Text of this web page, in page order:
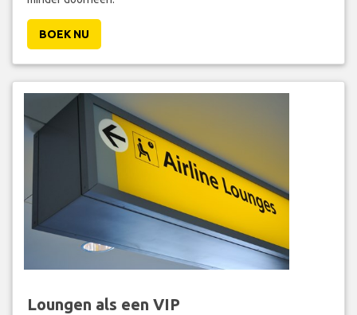
BOEK NU
Loungen als een VIP